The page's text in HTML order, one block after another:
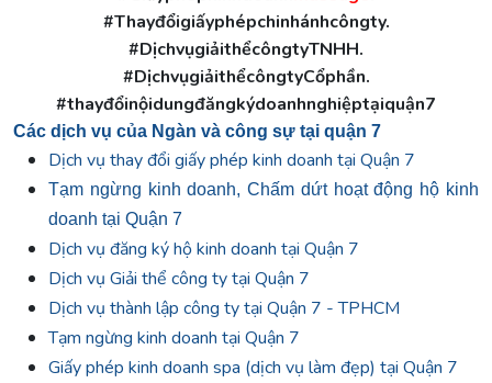
#Thayđổigiấyphépchinhánhcôngty.
#DịchvụgiảithểcôngtyTNHH.
#DịchvụgiảithểcôngtyCổphần.
#thayđổinộidungđăngkýdoanhnghiệptạiquận7
Các dịch vụ của Ngàn và công sự tại quận 7
Dịch vụ thay đổi giấy phép kinh doanh tại Quận 7
Tạm ngừng kinh doanh, Chấm dứt hoạt động hộ kinh
doanh tại Quận 7
Dịch vụ đăng ký hộ kinh doanh tại Quận 7
Dịch vụ Giải thể công ty tại Quận 7
Dịch vụ thành lập công ty tại Quận 7 - TPHCM
Tạm ngừng kinh doanh tại Quận 7
Giấy phép kinh doanh spa (dịch vụ làm đẹp) tại Quận 7